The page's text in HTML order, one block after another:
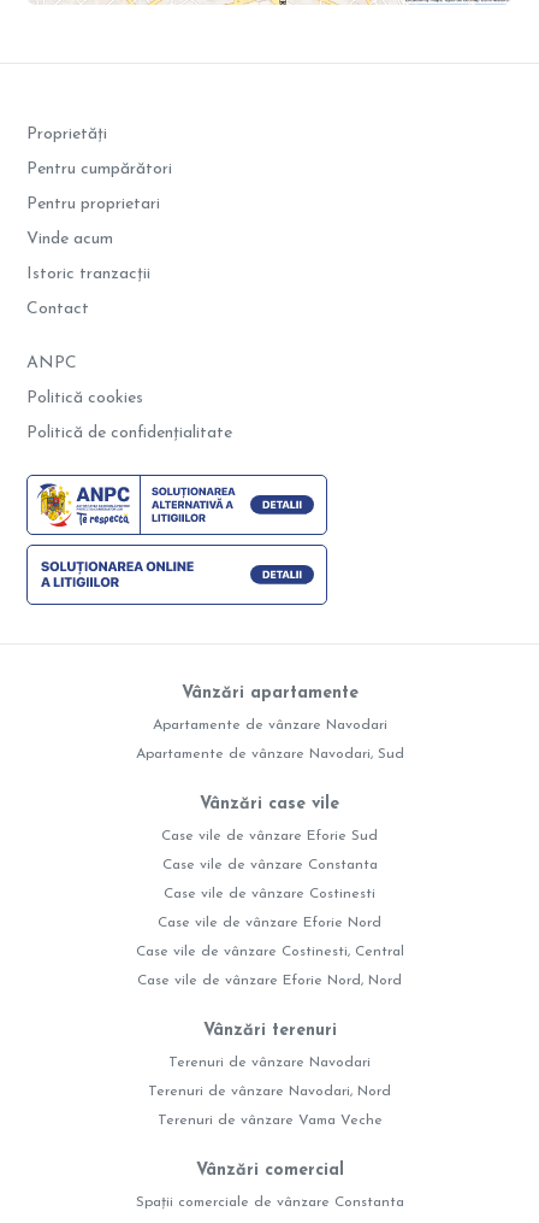
Proprietăți
Pentru cumpărători
Pentru proprietari
Vinde acum
Istoric tranzacții
Contact
ANPC
Politică cookies
Politică de confidențialitate
Vânzări apartamente
Apartamente de vânzare Navodari
Apartamente de vânzare Navodari, Sud
Vânzări case vile
Case vile de vânzare Eforie Sud
Case vile de vânzare Constanta
Case vile de vânzare Costinesti
Case vile de vânzare Eforie Nord
Case vile de vânzare Costinesti, Central
Case vile de vânzare Eforie Nord, Nord
Vânzări terenuri
Terenuri de vânzare Navodari
Terenuri de vânzare Navodari, Nord
Terenuri de vânzare Vama Veche
Vânzări comercial
Spații comerciale de vânzare Constanta